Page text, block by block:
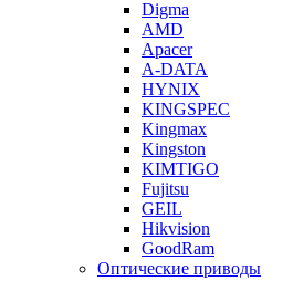
Digma
AMD
Apacer
A-DATA
HYNIX
KINGSPEC
Kingmax
Kingston
KIMTIGO
Fujitsu
GEIL
Hikvision
GoodRam
Оптические приводы